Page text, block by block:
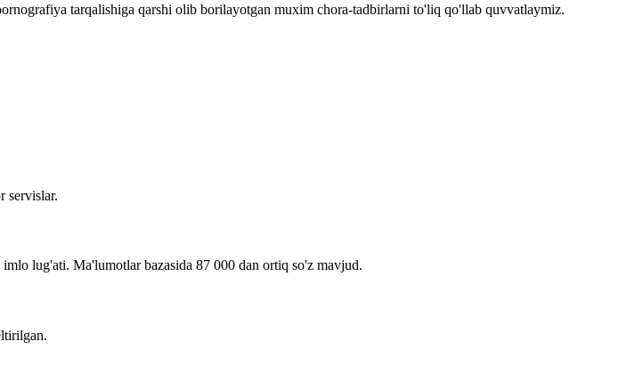
tarqalishiga qarshi olib borilayotgan muxim chora-tadbirlarni to'liq qo'llab quvvatlaymiz.
servislar.
lug'ati. Ma'lumotlar bazasida 87 000 dan ortiq so'z mavjud.